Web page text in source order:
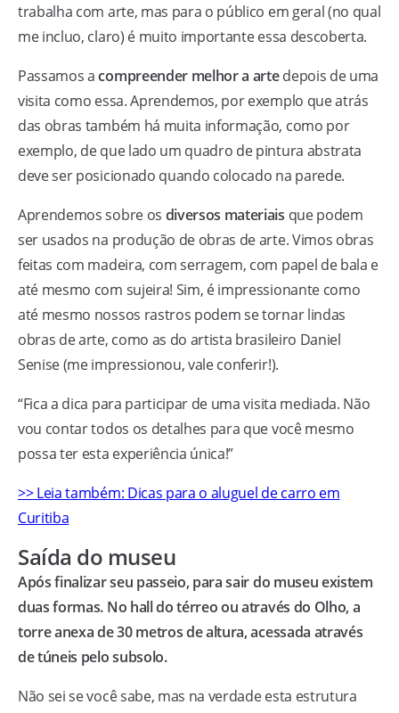
trabalha com arte, mas para o público em geral (no qual
me incluo, claro) é muito importante essa descoberta.
Passamos acompreender melhor a artedepois de uma
visita como essa. Aprendemos, por exemplo que atrás
das obras também há muita informação, como por
exemplo, de que lado um quadro de pintura abstrata
deve ser posicionado quando colocado na parede.
Aprendemos sobre os diversos materiais que podem
ser usados na produção de obras de arte. Vimos obras
feitas com madeira, com serragem, com papel de bala e
até mesmo com sujeira! Sim, é impressionante como
até mesmo nossos rastros podem se tornar lindas
obras de arte, como as do artista brasileiro Daniel
Senise (me impressionou, vale conferir!).
“Fica a dica para participar de uma visita mediada. Não
vou contar todos os detalhes para que você mesmo
possa ter esta experiência única!”
>> Leia também: Dicas para o aluguel de carro em
Curitiba
Saída do museu
Após finalizar seu passeio, para sair do museu existem
duas formas. No hall do térreo ou através do Olho, a
torre anexa de 30 metros de altura, acessada através
de túneis pelo subsolo.
Não sei se você sabe, mas na verdade esta estrutura